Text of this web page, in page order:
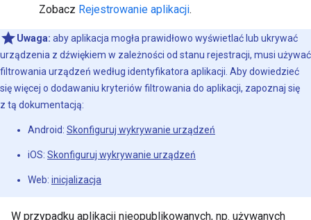
Zobacz Rejestrowanie aplikacji.
Uwaga: aby aplikacja mogła prawidłowo wyświetlać lub ukrywać
urządzenia z dźwiękiem w zależności od stanu rejestracji, musi używać
filtrowania urządzeń według identyfikatora aplikacji. Aby dowiedzieć
się więcej o dodawaniu kryteriów filtrowania do aplikacji, zapoznaj się
z tą dokumentacją:
Android: Skonfiguruj wykrywanie urządzeń
iOS: Skonfiguruj wykrywanie urządzeń
Web: inicjalizacja
W przypadku aplikacji nieopublikowanych, np. używanych